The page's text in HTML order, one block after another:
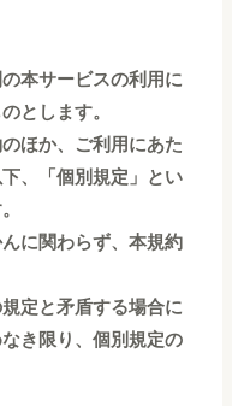
本サービスの利用に
とします。
ほか、ご利用にあた
、「個別規定」とい
に関わらず、本規約
定と矛盾する場合に
き限り、個別規定の